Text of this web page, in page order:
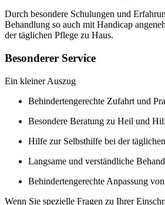
Durch besondere Schulungen und
Behandlung so auch mit Handicap
der täglichen Pflege zu Haus.
Besonderer Service
Ein kleiner Auszug
Behindertengerechte Zufahrt und
Besondere Beratung zu Heil und
Hilfe zur Selbsthilfe bei der
Langsame und verständliche
Behindertengerechte Anpassung
Wenn Sie spezielle Fragen zu Ihrer